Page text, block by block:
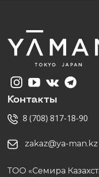
Контакты
8 (708) 817-18-90
zakaz@ya-man.kz
ТОО «Семира